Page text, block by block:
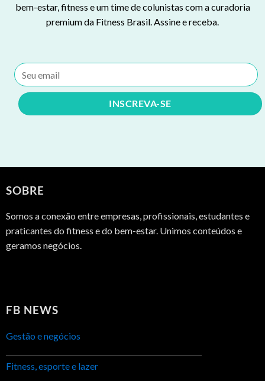
bem-estar, fitness e um time de colunistas com a curadoria
premium da Fitness Brasil. Assine e receba.
SOBRE
Somos a conexão entre empresas, profissionais, estudantes e
praticantes do fitness e do bem-estar. Unimos conteúdos e
geramos negócios.
FB NEWS
Gestão e negócios
Fitness, esporte e lazer